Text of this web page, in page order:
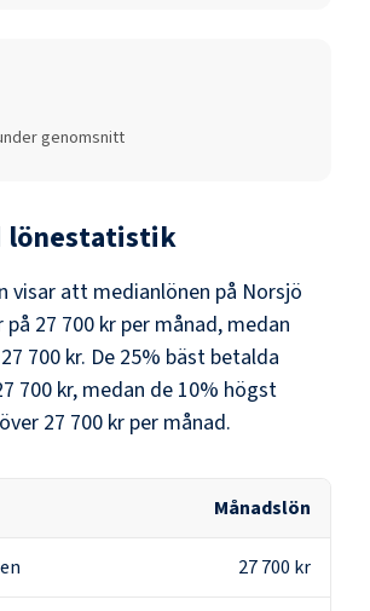
genomsnitt
lönestatistik
visar att medianlönen på Norsjö
på 27 700 kr per månad, medan
27 700 kr. De 25% bäst betalda
700 kr, medan de 10% högst
27 700 kr per månad.
Månadslön
27 700 kr